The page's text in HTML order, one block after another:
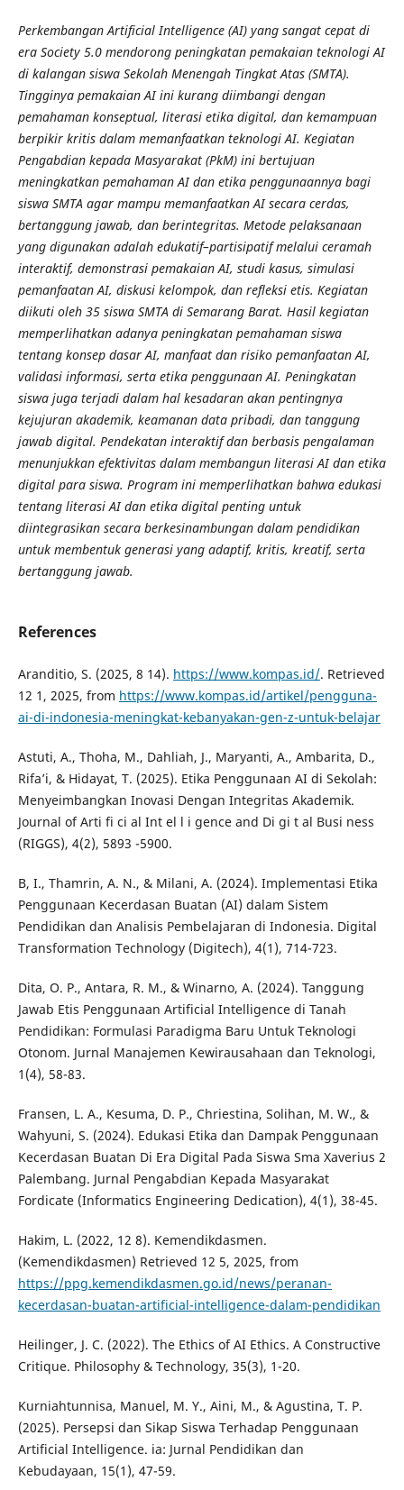
Perkembangan Artificial Intelligence (AI) yang sangat cepat di
era Society 5.0 mendorong peningkatan pemakaian teknologi AI
di kalangan siswa Sekolah Menengah Tingkat Atas (SMTA).
Tingginya pemakaian AI ini kurang diimbangi dengan
pemahaman konseptual, literasi etika digital, dan kemampuan
berpikir kritis dalam memanfaatkan teknologi AI. Kegiatan
Pengabdian kepada Masyarakat (PkM) ini bertujuan
meningkatkan pemahaman AI dan etika penggunaannya bagi
siswa SMTA agar mampu memanfaatkan AI secara cerdas,
bertanggung jawab, dan berintegritas. Metode pelaksanaan
yang digunakan adalah edukatif–partisipatif melalui ceramah
interaktif, demonstrasi pemakaian AI, studi kasus, simulasi
pemanfaatan AI, diskusi kelompok, dan refleksi etis. Kegiatan
diikuti oleh 35 siswa SMTA di Semarang Barat. Hasil kegiatan
memperlihatkan adanya peningkatan pemahaman siswa
tentang konsep dasar AI, manfaat dan risiko pemanfaatan AI,
validasi informasi, serta etika penggunaan AI. Peningkatan
siswa juga terjadi dalam hal kesadaran akan pentingnya
kejujuran akademik, keamanan data pribadi, dan tanggung
jawab digital. Pendekatan interaktif dan berbasis pengalaman
menunjukkan efektivitas dalam membangun literasi AI dan etika
digital para siswa. Program ini memperlihatkan bahwa edukasi
tentang literasi AI dan etika digital penting untuk
diintegrasikan secara berkesinambungan dalam pendidikan
untuk membentuk generasi yang adaptif, kritis, kreatif, serta
bertanggung jawab.
References
Aranditio, S. (2025, 8 14). https://www.kompas.id/. Retrieved
12 1, 2025, from https://www.kompas.id/artikel/pengguna-
ai-di-indonesia-meningkat-kebanyakan-gen-z-untuk-belajar
Astuti, A., Thoha, M., Dahliah, J., Maryanti, A., Ambarita, D.,
Rifa’i, & Hidayat, T. (2025). Etika Penggunaan AI di Sekolah:
Menyeimbangkan Inovasi Dengan Integritas Akademik.
Journal of Arti fi ci al Int el l i gence and Di gi t al Busi ness
(RIGGS), 4(2), 5893 -5900.
B, I., Thamrin, A. N., & Milani, A. (2024). Implementasi Etika
Penggunaan Kecerdasan Buatan (AI) dalam Sistem
Pendidikan dan Analisis Pembelajaran di Indonesia. Digital
Transformation Technology (Digitech), 4(1), 714-723.
Dita, O. P., Antara, R. M., & Winarno, A. (2024). Tanggung
Jawab Etis Penggunaan Artificial Intelligence di Tanah
Pendidikan: Formulasi Paradigma Baru Untuk Teknologi
Otonom. Jurnal Manajemen Kewirausahaan dan Teknologi,
1(4), 58-83.
Fransen, L. A., Kesuma, D. P., Chriestina, Solihan, M. W., &
Wahyuni, S. (2024). Edukasi Etika dan Dampak Penggunaan
Kecerdasan Buatan Di Era Digital Pada Siswa Sma Xaverius 2
Palembang. Jurnal Pengabdian Kepada Masyarakat
Fordicate (Informatics Engineering Dedication), 4(1), 38-45.
Hakim, L. (2022, 12 8). Kemendikdasmen.
(Kemendikdasmen) Retrieved 12 5, 2025, from
https://ppg.kemendikdasmen.go.id/news/peranan-
kecerdasan-buatan-artificial-intelligence-dalam-pendidikan
Heilinger, J. C. (2022). The Ethics of AI Ethics. A Constructive
Critique. Philosophy & Technology, 35(3), 1-20.
Kurniahtunnisa, Manuel, M. Y., Aini, M., & Agustina, T. P.
(2025). Persepsi dan Sikap Siswa Terhadap Penggunaan
Artificial Intelligence. ia: Jurnal Pendidikan dan
Kebudayaan, 15(1), 47-59.